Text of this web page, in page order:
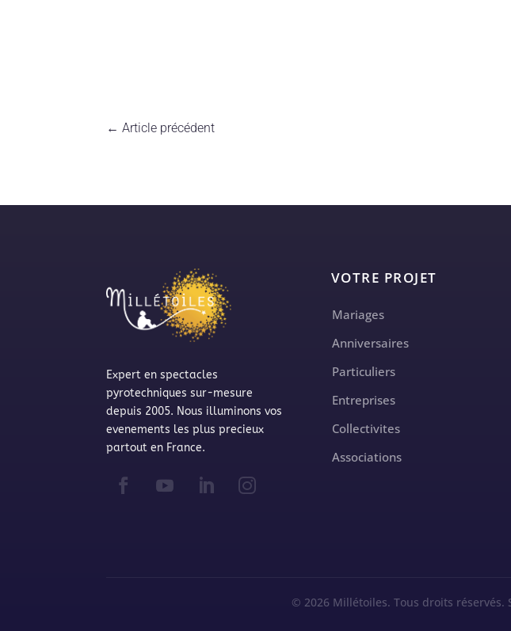
←Article précédent
Expert en spectacles
pyrotechniques sur-mesure
depuis 2005. Nous illuminons vos
evenements les plus precieux
partout en France.
VOTRE PROJET
Mariages
Anniversaires
Particuliers
Entreprises
Collectivites
Associations
© 2026 Millétoiles. Tous droits réservés.